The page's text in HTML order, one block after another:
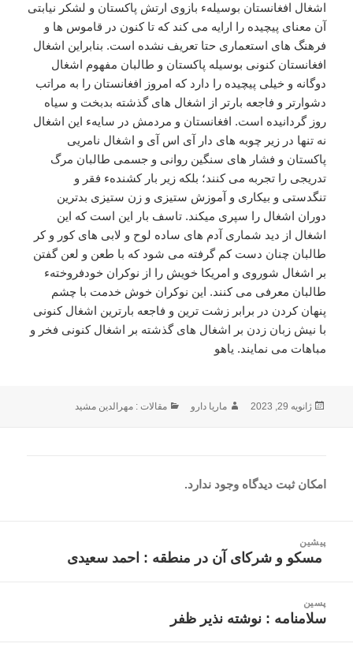
اشغال افغانستان بوسیلهء بازوی ارتش پاکستان و لشکر نیابتی
آن معنای پیچیده را ارایه می کند که تا کنون در قاموس ها و
فرهنگ های استعماری حتا تعریف نشده است. بنابراین اشغال
افغانستان کنونی بوسیله پاکستان و طالبان مفهوم اشغال
دوگانه و خیلی پیچیده را دارد که امروز افغانستان را به مراتب
دشوارتر و فاجعه بارتر از اشغال های گذشته بدبخت و سیاه
روز گردانیده است. افغانستان و مردمش در سایهء این اشغال
نه تنها در زیر چوبه های دار آی اس آی و اشغال نامریی
پاکستان و فشار های سنگین روانی و جسمی طالبان مرگ
تدریجی را تجربه می کنند؛ بلکه زیر بار کشندهء فقر و
تنگدستی و بیکاری و آموزش ستیزی و زن ستیزی بدترین
دوران اشغال را سپری میکند. تاسف بار این است که این
اشغال از دید شماری آدم های ساده لوح و لابی های کور و کر
طالبان چنان دست کم گرفته می شود که با طعن و لعن گفتن
بر اشغال شوروی و امریکا خویش را از نوکران خودفروختهء
طالبان معرفی می کنند. این نوکران خوش خدمت با چشم
پنهان کردن در برابر زشت ترین و فاجعه بارترین اشغال کنونی
با نیش زبان زدن بر اشغال های گذشته بر اشغال کنونی فخر و
مباهات می نمایند. یاهو
ارسال
ژانویه 29, 2023 نویسنده
ماریا دارو دسته‌ها
مقالات : مهرالدین مشید
امکان ثبت دیدگاه وجود ندارد.
نوشتهپیشین
نوشته
مسکو و شرکای آن در منطقه : احمد سعیدی
پسین
نوشته
سلامنامه : نوشته نذیر ظفر